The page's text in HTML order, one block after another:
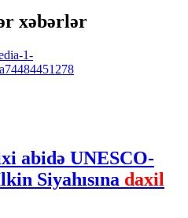
xəbərlər
abidə UNESCO-
Siyahısına daxil